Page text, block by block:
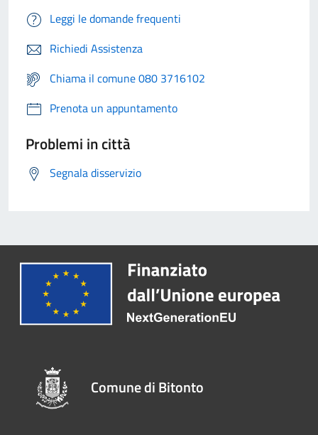
Leggi le domande frequenti
Richiedi Assistenza
Chiama il comune 080 3716102
Prenota un appuntamento
Problemi in città
Segnala disservizio
Comune di Bitonto